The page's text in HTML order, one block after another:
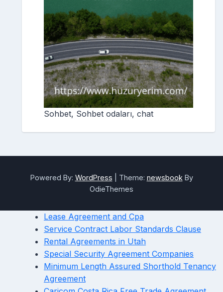
Sohbet, Sohbet odaları, chat
Powered By: WordPress Theme: newsbook By
OdieThemes
Lease Agreement and Cpa
Service Contract Labor Standards Clause
Rental Agreements in Utah
Special Security Agreement Companies
Minimum Length Assured Shorthold Tenancy
Agreement